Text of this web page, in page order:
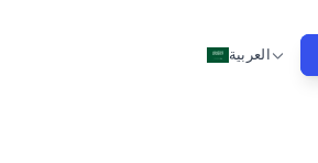
العربية